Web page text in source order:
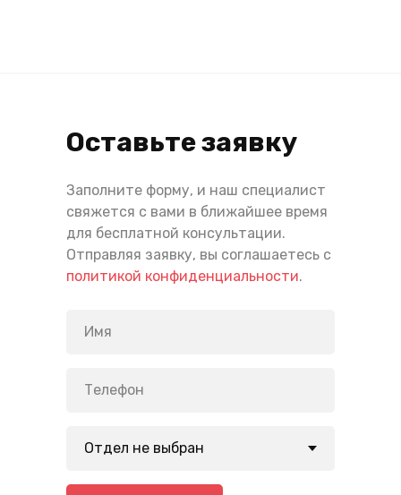
Оставьте заявку
Заполните форму, и наш специалист
свяжется с вами в ближайшее время
для бесплатной консультации.
Отправляя заявку, вы соглашаетесь с
политикой конфиденциальности.